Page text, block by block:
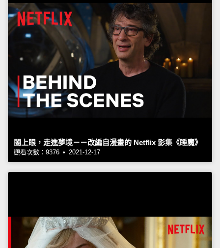
闔上眼，走進夢境－－改編自漫畫的 Netflix 影集《睡魔》
觀看次數：9376 • 2021-12-17